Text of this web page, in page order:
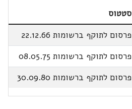
סטטוס
פרסום לתוקף ברשומות 22.12.66
פרסום לתוקף ברשומות 08.05.75
פרסום לתוקף ברשומות 30.09.80